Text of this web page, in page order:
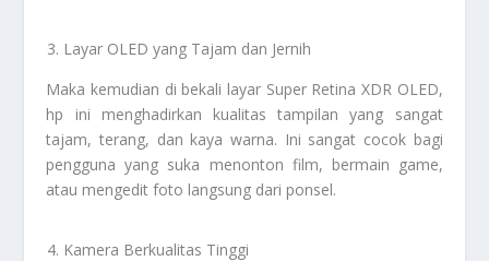
Layar OLED yang Tajam dan Jernih
Maka kemudian di bekali layar Super Retina XDR OLED,
hp ini menghadirkan kualitas tampilan yang sangat
tajam, terang, dan kaya warna. Ini sangat cocok bagi
pengguna yang suka menonton film, bermain game,
atau mengedit foto langsung dari ponsel.
Kamera Berkualitas Tinggi